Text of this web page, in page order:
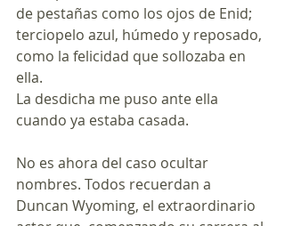
de pestañas como los ojos de Enid;
terciopelo azul, húmedo y reposado,
como la felicidad que sollozaba en
ella.
La desdicha me puso ante ella
cuando ya estaba casada.
No es ahora del caso ocultar
nombres. Todos recuerdan a
Duncan Wyoming, el extraordinario